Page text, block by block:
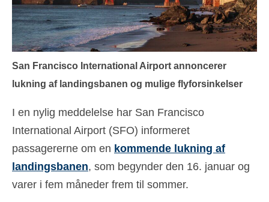
Eesti(Estonian)
Suomi(Finnish)
Français(French)
Deutsch(German )
עברית(Hebrew)
Magyar( Hungarian)
Italiano ( Italian
San Francisco International Airport annoncerer
lukning af landingsbanen og mulige flyforsinkelser
I en nylig meddelelse har San Francisco
International Airport (SFO) informeret
passagererne om en kommende lukning af
landingsbanen, som begynder den 16. januar og
varer i fem måneder frem til sommer.